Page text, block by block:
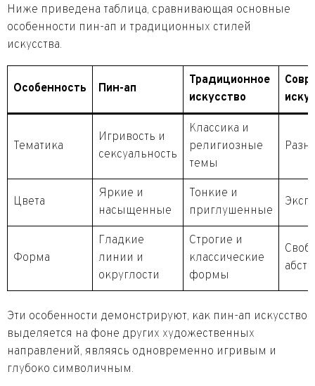
Ниже приведена таблица, сравнивающая основные
особенности пин-ап и традиционных стилей
искусства.
Особенность Пин-ап
Традиционное
искусство
Тематика
Игривость и
сексуальность
Классика и
религиозные
темы
Цвета
Яркие и
насыщенные
Тонкие и
приглушенные
Форма
Гладкие
линии и
округлости
Строгие и
классические
формы
Эти особенности демонстрируют, как пин-ап искусство
выделяется на фоне других художественных
направлений, являясь одновременно игривым и
глубоко символичным.